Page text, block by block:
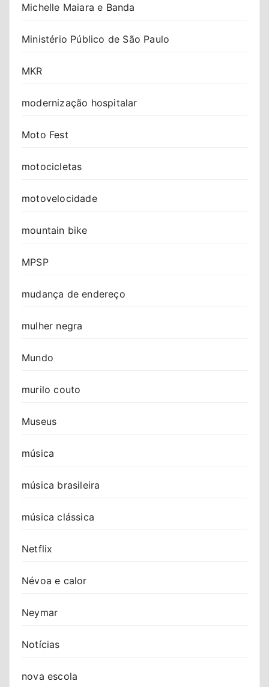
Michelle Maiara e Banda
Ministério Público de São Paulo
MKR
modernização hospitalar
Moto Fest
motocicletas
motovelocidade
mountain bike
MPSP
mudança de endereço
mulher negra
Mundo
murilo couto
Museus
música
música brasileira
música clássica
Netflix
Névoa e calor
Neymar
Notícias
nova escola